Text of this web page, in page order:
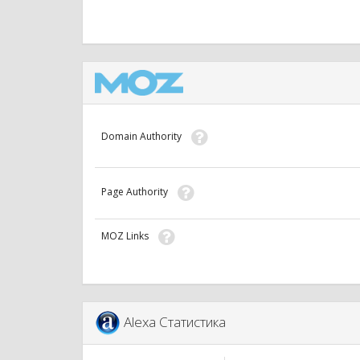
Domain Authority
Page Authority
MOZ Links
Alexa Статистика